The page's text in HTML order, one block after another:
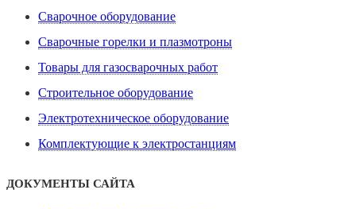
Сварочное оборудование
Сварочные горелки и плазмотроны
Товары для газосварочных работ
Строительное оборудование
Электротехническое оборудование
Комплектующие к электростанциям
ДОКУМЕНТЫ САЙТА